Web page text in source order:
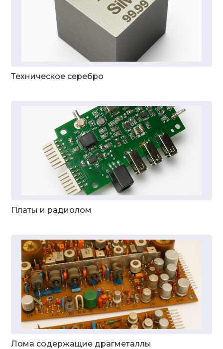
Техническое серебро
Платы и радиолом
Лома содержащие драгметаллы